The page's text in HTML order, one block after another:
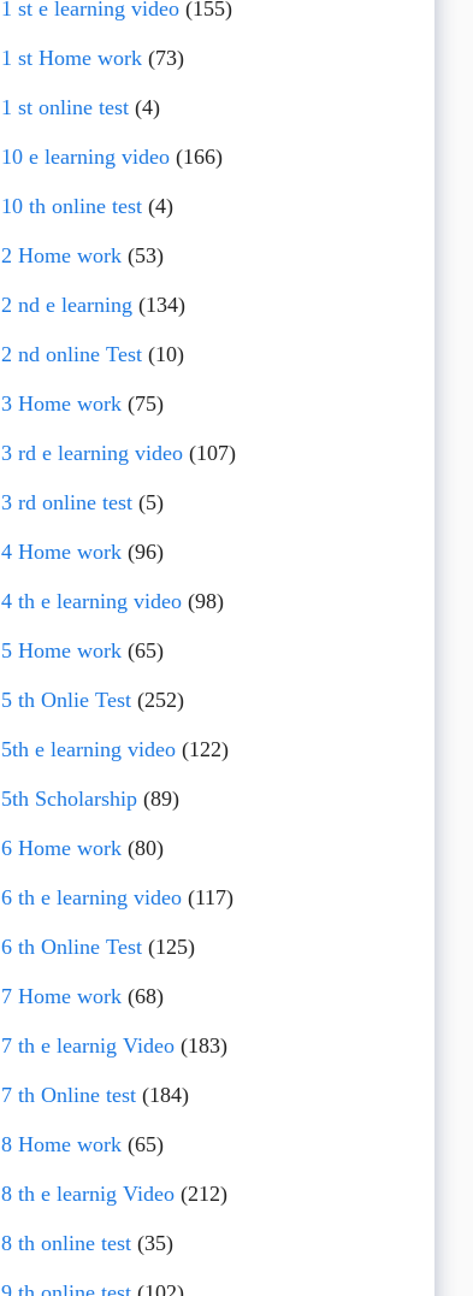
1 st e learning video(155)
1 st Home work(73)
1 st online test(4)
10 e learning video(166)
10 th online test(4)
2 Home work(53)
2 nd e learning (134)
2 nd online Test(10)
3 Home work(75)
3 rd e learning video(107)
3 rd online test(5)
4 Home work(96)
4 th e learning video(98)
5 Home work(65)
5 th Onlie Test(252)
5th e learning video(122)
5th Scholarship(89)
6 Home work(80)
6 th e learning video(117)
6 th Online Test(125)
7 Home work(68)
7 th e learnig Video(183)
7 th Online test(184)
8 Home work(65)
8 th e learnig Video(212)
8 th online test(35)